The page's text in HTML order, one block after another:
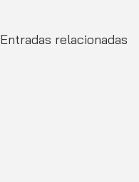
Entradas relacionadas